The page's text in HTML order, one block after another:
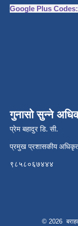
Google Plus
गुनासो सुन्ने
प्रेम बहादुर डि. सी.
प्रमुख प्रशासकीय
९८५८०६७४४४
© 2026